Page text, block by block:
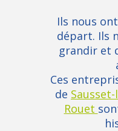
Ils nous
départ. Ils
grandir et
Ces
de
Rouet